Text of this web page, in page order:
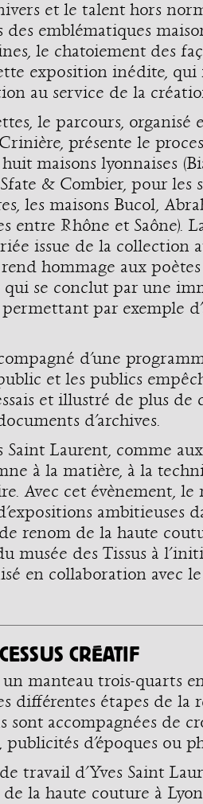
Le journal #2 du
récupérer votre
gratuit à la
musée, vous pouvez
[COULISSES 3/4]
saleté, la jupe a pu
par l'atelier de
Pour cela, la jupe
et le talent hors
emblématiques
le chatoiement des
exposition inédite,
au service de la
le parcours, organisé
présente le
maisons lyonnaises
& Combier, pour les
les maisons Bucol,
entre Rhône et Saône).
issue de la collection
hommage aux
se conclut par une
par exemple
d’une
et les publics
et illustré de plus
d’archives.
Saint Laurent, comme
à la matière, à la
Avec cet évènement, le
ambitieuses
renom de la haute
musée des Tissus à
en collaboration avec
CRÉATIF
manteau trois-quarts
différentes étapes de la
sont accompagnées de
d’époques ou
travail d’Yves Saint
la haute couture à